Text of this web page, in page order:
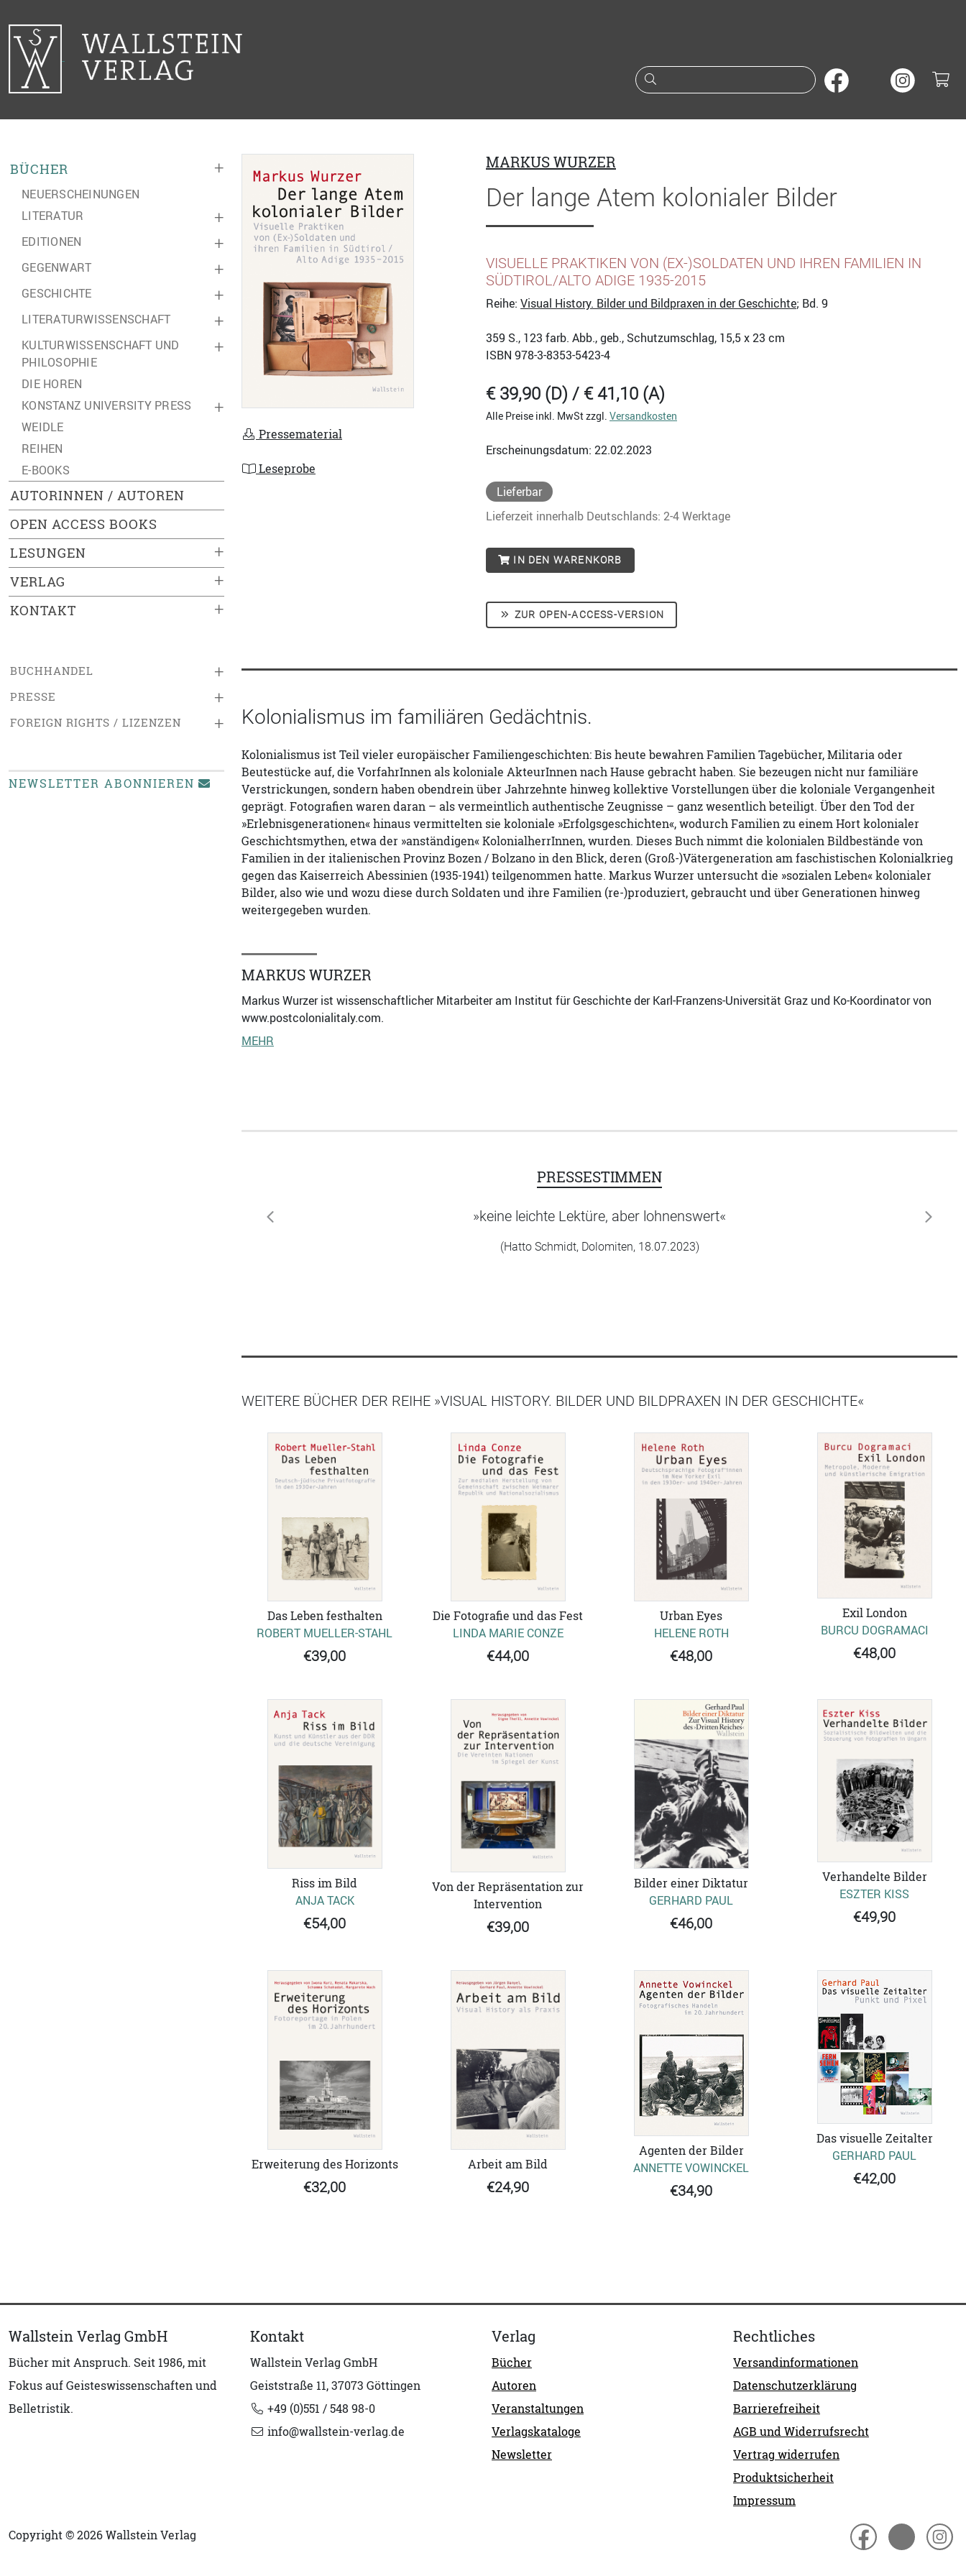
Suche nach Büchern oder
+
BÜCHER
NEUERSCHEINUNGEN
+
LITERATUR
+
EDITIONEN
+
GEGENWART
+
GESCHICHTE
+
LITERATURWISSENSCHAFT
+
KULTURWISSENSCHAFT UND
PHILOSOPHIE
DIE HOREN
+
KONSTANZ UNIVERSITY PRESS
WEIDLE
REIHEN
E-BOOKS
AUTORINNEN / AUTOREN
OPEN ACCESS BOOKS
+
LESUNGEN
+
VERLAG
+
KONTAKT
+
BUCHHANDEL
+
PRESSE
+
FOREIGN RIGHTS / LIZENZEN
NEWSLETTER ABONNIEREN
Pressematerial
Leseprobe
MARKUS WURZER
Der lange Atem kolonialer Bilder
VISUELLE PRAKTIKEN VON (EX-)SOLDATEN UND IHREN FAMILIEN IN
SÜDTIROL/ALTO ADIGE 1935-2015
Reihe: Visual History. Bilder und Bildpraxen in der Geschichte; Bd. 9
359 S., 123 farb. Abb., geb., Schutzumschlag, 15,5 x 23 cm
ISBN 978-3-8353-5423-4
€ 39,90 (D) / € 41,10 (A)
Alle Preise inkl. MwSt zzgl. Versandkosten
Erscheinungsdatum: 22.02.2023
Lieferbar
Lieferzeit innerhalb Deutschlands: 2-4 Werktage
IN DEN WARENKORB
ZUR OPEN-ACCESS-VERSION
Kolonialismus im familiären Gedächtnis.
Kolonialismus ist Teil vieler europäischer Familiengeschichten: Bis heute bewahren Familien Tagebücher, Militaria oder
Beutestücke auf, die VorfahrInnen als koloniale AkteurInnen nach Hause gebracht haben. Sie bezeugen nicht nur familiäre
Verstrickungen, sondern haben obendrein über Jahrzehnte hinweg kollektive Vorstellungen über die koloniale Vergangenheit
geprägt. Fotografien waren daran – als vermeintlich authentische Zeugnisse – ganz wesentlich beteiligt. Über den Tod der
»Erlebnisgenerationen« hinaus vermittelten sie koloniale »Erfolgsgeschichten«, wodurch Familien zu einem Hort kolonialer
Geschichtsmythen, etwa der »anständigen« KolonialherrInnen, wurden. Dieses Buch nimmt die kolonialen Bildbestände von
Familien in der italienischen Provinz Bozen / Bolzano in den Blick, deren (Groß-)Vätergeneration am faschistischen Kolonialkrieg
gegen das Kaiserreich Abessinien (1935-1941) teilgenommen hatte. Markus Wurzer untersucht die »sozialen Leben« kolonialer
Bilder, also wie und wozu diese durch Soldaten und ihre Familien (re-)produziert, gebraucht und über Generationen hinweg
weitergegeben wurden.
MARKUS WURZER
Markus Wurzer ist wissenschaftlicher Mitarbeiter am Institut für Geschichte der Karl-Franzens-Universität Graz und Ko-Koordinator von
www.postcolonialitaly.com.
MEHR
PRESSESTIMMEN
»keine leichte Lektüre, aber lohnenswert«
(Hatto Schmidt, Dolomiten, 18.07.2023)
zurück weiter
WEITERE BÜCHER DER REIHE »VISUAL HISTORY. BILDER UND BILDPRAXEN IN DER GESCHICHTE«
Das Leben festhalten
ROBERT MUELLER-STAHL
€39,00
Die Fotografie und das Fest
LINDA MARIE CONZE
€44,00
Urban Eyes
HELENE ROTH
€48,00
Exil London
BURCU DOGRAMACI
€48,00
Riss im Bild
ANJA TACK
€54,00
Von der Repräsentation zur
Intervention
€39,00
Bilder einer Diktatur
GERHARD PAUL
€46,00
Verhandelte Bilder
ESZTER KISS
€49,90
Erweiterung des Horizonts
€32,00
Arbeit am Bild
€24,90
Agenten der Bilder
ANNETTE VOWINCKEL
€34,90
Das visuelle Zeitalter
GERHARD PAUL
€42,00
Wallstein Verlag GmbH
Bücher mit Anspruch. Seit 1986, mit
Fokus auf Geisteswissenschaften und
Belletristik.
Kontakt
Wallstein Verlag GmbH
Geiststraße 11, 37073 Göttingen
+49 (0)551 / 548 98-0
info@wallstein-verlag.de
Verlag
Bücher
Autoren
Veranstaltungen
Verlagskataloge
Newsletter
Rechtliches
Versandinformationen
Datenschutzerklärung
Barrierefreiheit
AGB und Widerrufsrecht
Vertrag widerrufen
Produktsicherheit
Impressum
Copyright © 2026 Wallstein Verlag